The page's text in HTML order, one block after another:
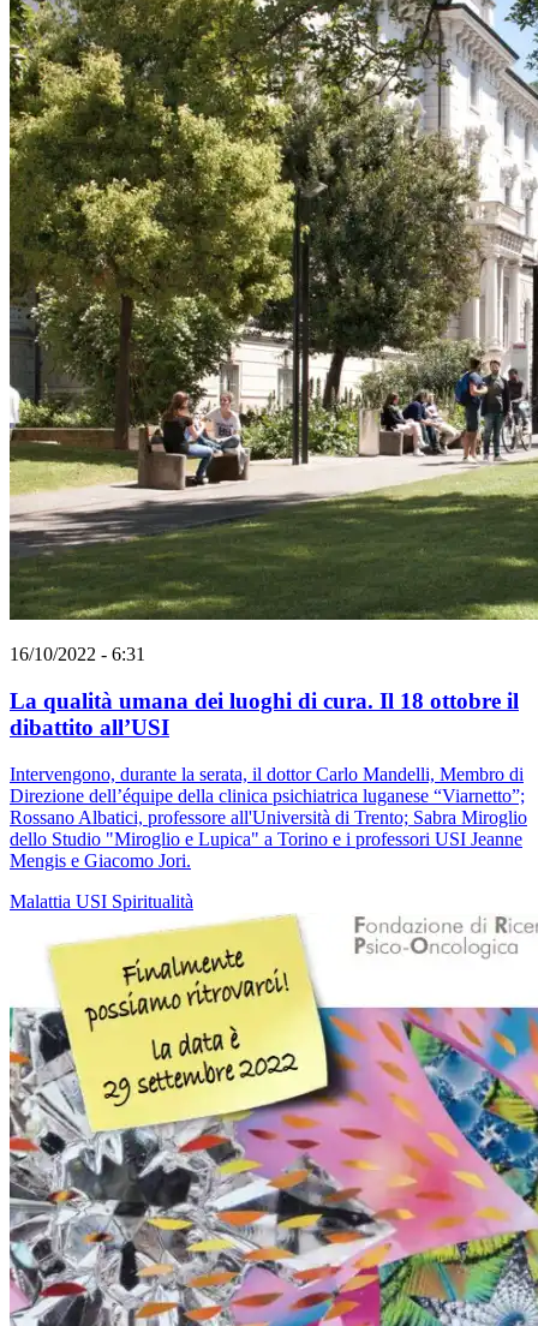
16/10/2022 - 6:31
La qualità umana dei luoghi di cura. Il 18 ottobre il
dibattito all’USI
Intervengono, durante la serata, il dottor Carlo Mandelli, Membro di
Direzione dell’équipe della clinica psichiatrica luganese “Viarnetto”;
Rossano Albatici, professore all'Università di Trento; Sabra Miroglio
dello Studio "Miroglio e Lupica" a Torino e i professori USI Jeanne
Mengis e Giacomo Jori.
Malattia USI Spiritualità